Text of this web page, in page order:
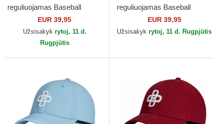
reguliuojamas Baseball
Peach OBL042 Oblack
EUR 39,95
Užsisakyk rytoj, 11 d.
Rugpjūtis
reguliuojamas Baseball
Peach OBL048 Oblack
EUR 39,95
Užsisakyk rytoj, 11 d. Rugpjūtis